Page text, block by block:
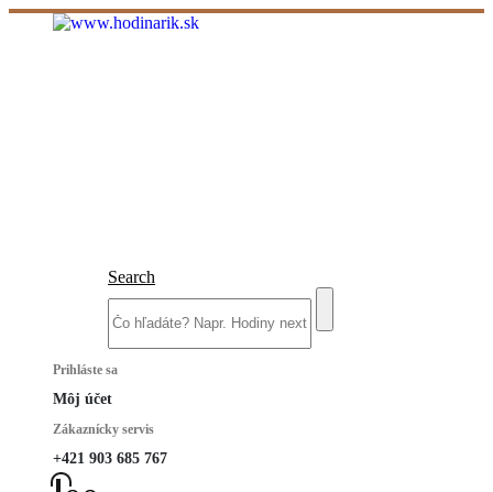
Search
Prihláste sa
Môj účet
Zákaznícky servis
+421 903 685 767